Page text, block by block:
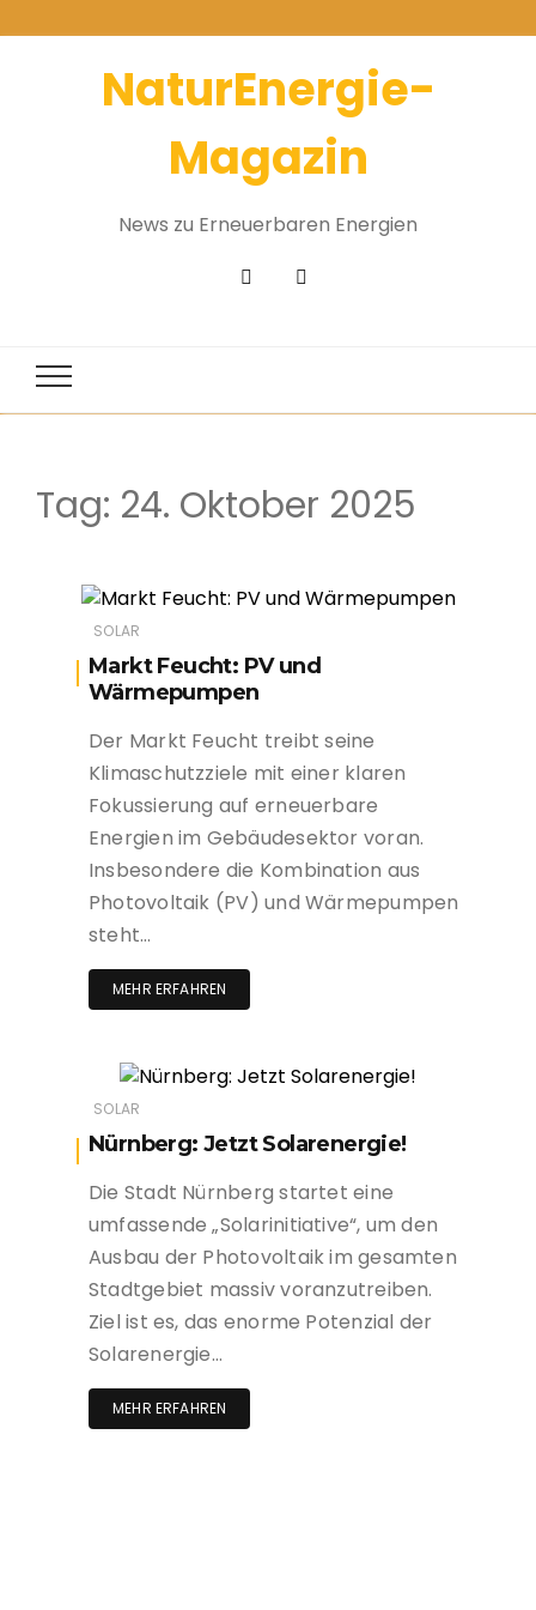
NaturEnergie-
Magazin
News zu Erneuerbaren Energien
Tag: 24. Oktober 2025
SOLAR
Markt Feucht: PV und
Wärmepumpen
Der Markt Feucht treibt seine
Klimaschutzziele mit einer klaren
Fokussierung auf erneuerbare
Energien im Gebäudesektor voran.
Insbesondere die Kombination aus
Photovoltaik (PV) und Wärmepumpen
steht…
MEHR ERFAHREN
SOLAR
Nürnberg: Jetzt Solarenergie!
Die Stadt Nürnberg startet eine
umfassende „Solarinitiative“, um den
Ausbau der Photovoltaik im gesamten
Stadtgebiet massiv voranzutreiben.
Ziel ist es, das enorme Potenzial der
Solarenergie…
MEHR ERFAHREN